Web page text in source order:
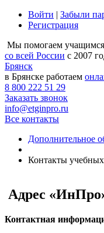
Войти | Забыли
Регистрация
Мы помогаем учащимся
со всей России с 2007
Брянск
в Брянске работаем
8 800 222 51 29
Заказать звонок
info@etginpro.ru
Все контакты
Дополнительное
Контакты
Адрес
Контактная